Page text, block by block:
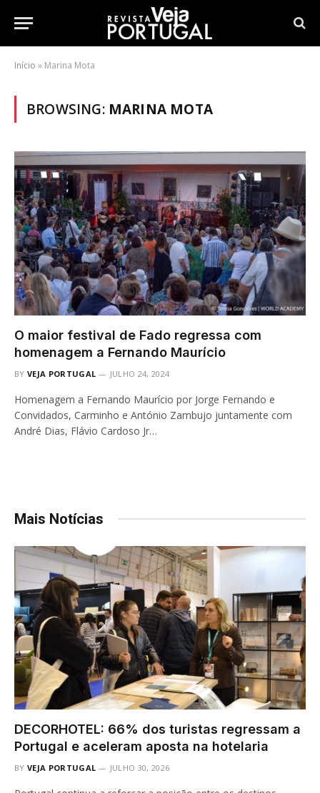
Início » Marina Mota
BROWSING: MARINA MOTA
O maior festival de Fado regressa com
homenagem a Fernando Maurício
BY VEJA PORTUGAL JULHO 24, 2024
Homenagem a Fernando Maurício por Jorge Fernando e
Convidados, Carminho e António Zambujo juntamente com
André Dias, Flávio Cardoso Jr…
Mais Notícias
DECORHOTEL: 66% dos turistas regressam a
Portugal e aceleram aposta na hotelaria
BY VEJA PORTUGAL JULHO 30, 2026